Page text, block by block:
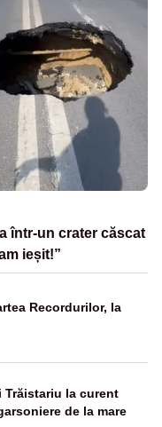
într-un crater căscat
ieșit!”
Recordurilor, la
Trăistariu la curent
de la mare